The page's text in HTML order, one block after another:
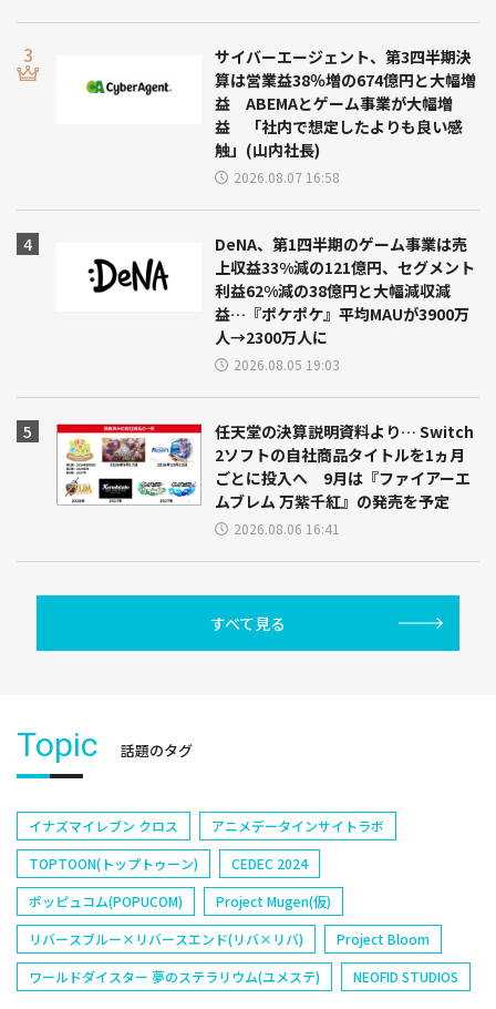
サイバーエージェント、第3四半期決
算は営業益38％増の674億円と大幅増
益 ABEMAとゲーム事業が大幅増
益 「社内で想定したよりも良い感
触」(山内社長)
2026.08.07 16:58
DeNA、第1四半期のゲーム事業は売
上収益33%減の121億円、セグメント
利益62%減の38億円と大幅減収減
益…『ポケポケ』平均MAUが3900万
人→2300万人に
2026.08.05 19:03
任天堂の決算説明資料より… Switch
2ソフトの自社商品タイトルを1ヵ月
ごとに投入へ 9月は『ファイアーエ
ムブレム 万紫千紅』の発売を予定
2026.08.06 16:41
すべて見る
Topic 話題のタグ
イナズマイレブン クロス
アニメデータインサイトラボ
TOPTOON(トップトゥーン)
CEDEC 2024
ポッピュコム(POPUCOM)
Project Mugen(仮)
リバースブルー×リバースエンド(リバ×リバ)
Project Bloom
ワールドダイスター 夢のステラリウム(ユメステ)
NEOFID STUDIOS